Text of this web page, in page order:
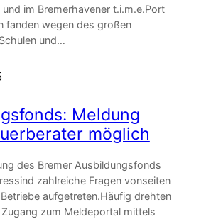
im Bremerhavener t.i.m.e.Port
fanden wegen des großen
und…
Meldung
möglich
des Bremer Ausbildungsfonds
zahlreiche Fragen vonseiten
aufgetreten.Häufig drehten
zum Meldeportal mittels